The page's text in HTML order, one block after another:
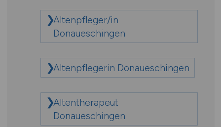
Altenpfleger/in
Donaueschingen
Altenpflegerin Donaueschingen
Altentherapeut
Donaueschingen